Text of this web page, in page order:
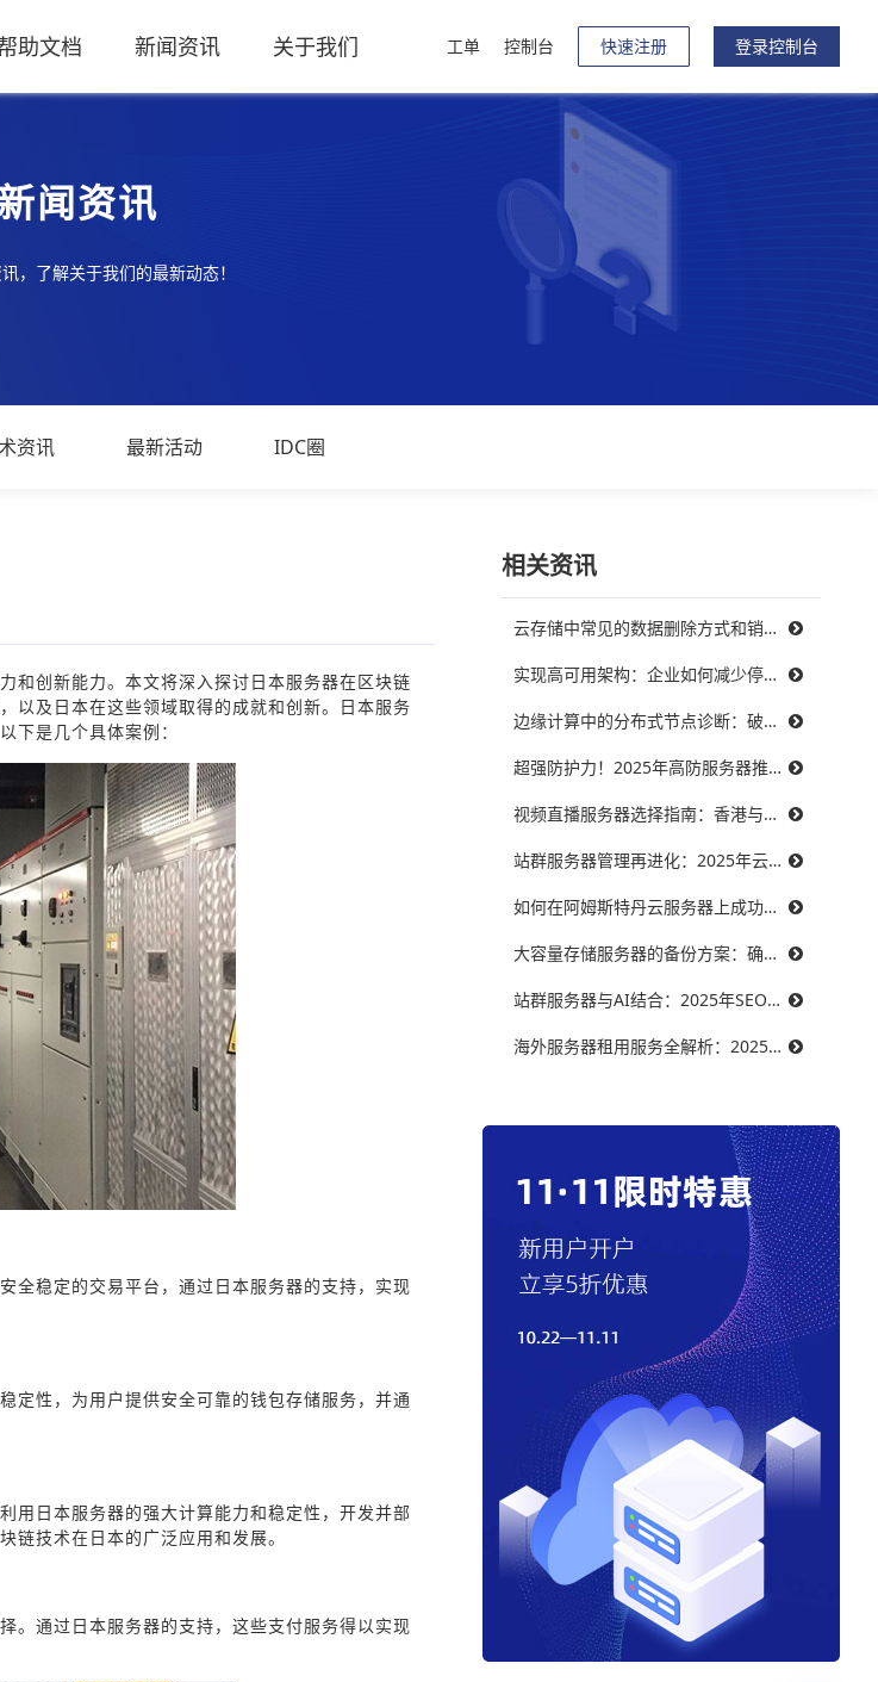
助文档 新闻资讯 关于我们 工单 控制台 快速注册 登录控制台
闻资讯
，了解关于我们的最新动态！
资讯 最新活动 IDC圈
和创新能力。本文将深入探讨日本服务器在区块链
以及日本在这些领域取得的成就和创新。日本服务
下是几个具体案例：
稳定的交易平台，通过日本服务器的支持，实现
定性，为用户提供安全可靠的钱包存储服务，并通
用日本服务器的强大计算能力和稳定性，开发并部
技术在日本的广泛应用和发展。
。通过日本服务器的支持，这些支付服务得以实现
相关资讯
云存储中常见的数据删除方式和销毁策略
实现高可用架构：企业如何减少停机时间，提升业务连续性
边缘计算中的分布式节点诊断：破解三大难题，提升系统可靠性
超强防护力！2025年高防服务器推荐，保障你的在线服务不受威胁
视频直播服务器选择指南：香港与美国带宽对比，哪个更能满足需求？
站群服务器管理再进化：2025年云技术提升效率的最佳实践
如何在阿姆斯特丹云服务器上成功搭建智能制造系统？
大容量存储服务器的备份方案：确保数据安全无忧
站群服务器与AI结合：2025年SEO优化的未来趋势
海外服务器租用服务全解析：2025年十大优秀提供商推荐